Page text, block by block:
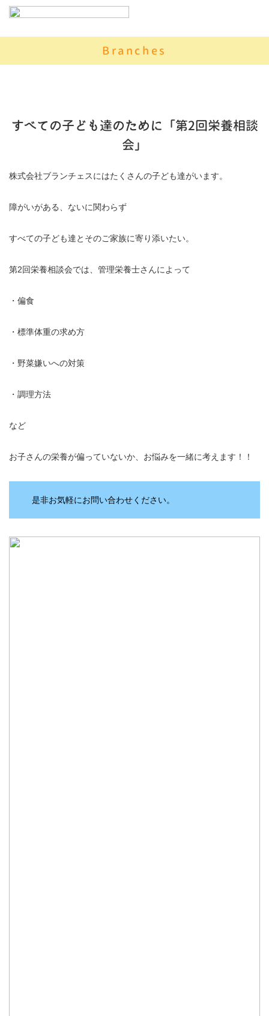
Branches
すべての子ども達のために「第2回栄養相談
会」
株式会社ブランチェスにはたくさんの子ども達がいます。
障がいがある、ないに関わらず
すべての子ども達とそのご家族に寄り添いたい。
第2回栄養相談会では、管理栄養士さんによって
・偏食
・標準体重の求め方
・野菜嫌いへの対策
・調理方法
など
お子さんの栄養が偏っていないか、お悩みを一緒に考えます！！
是非お気軽にお問い合わせください。